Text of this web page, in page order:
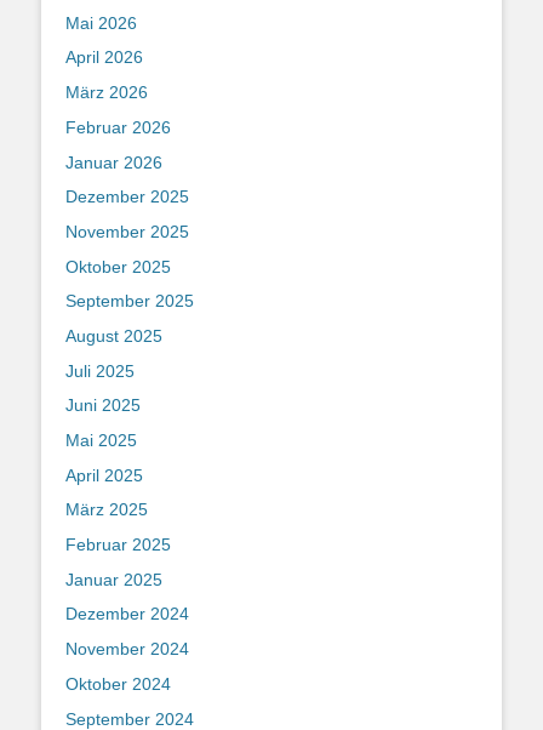
Mai 2026
April 2026
März 2026
Februar 2026
Januar 2026
Dezember 2025
November 2025
Oktober 2025
September 2025
August 2025
Juli 2025
Juni 2025
Mai 2025
April 2025
März 2025
Februar 2025
Januar 2025
Dezember 2024
November 2024
Oktober 2024
September 2024